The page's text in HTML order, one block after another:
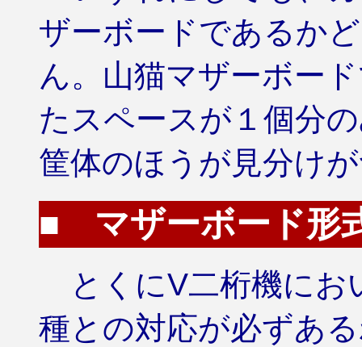
ザーボードであるか
ん。山猫マザーボー
たスペースが１個分
筐体のほうが見分け
■ マザーボード形
とくにV二桁機にお
種との対応が必ずあ